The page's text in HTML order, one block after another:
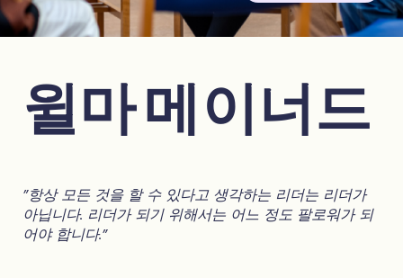
윌마 메이너드
"항상 모든 것을 할 수 있다고 생각하는 리더는 리더가
아닙니다. 리더가 되기 위해서는 어느 정도 팔로워가 되
어야 합니다."